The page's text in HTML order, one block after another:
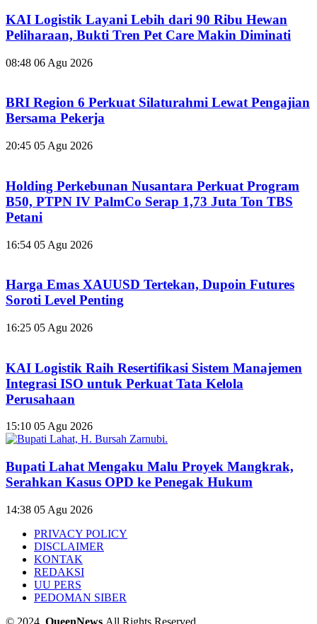
KAI Logistik Layani Lebih dari 90 Ribu Hewan
Peliharaan, Bukti Tren Pet Care Makin Diminati
08:48 06 Agu 2026
BRI Region 6 Perkuat Silaturahmi Lewat Pengajian
Bersama Pekerja
20:45 05 Agu 2026
Holding Perkebunan Nusantara Perkuat Program
B50, PTPN IV PalmCo Serap 1,73 Juta Ton TBS
Petani
16:54 05 Agu 2026
Harga Emas XAUUSD Tertekan, Dupoin Futures
Soroti Level Penting
16:25 05 Agu 2026
KAI Logistik Raih Resertifikasi Sistem Manajemen
Integrasi ISO untuk Perkuat Tata Kelola
Perusahaan
15:10 05 Agu 2026
Bupati Lahat Mengaku Malu Proyek Mangkrak,
Serahkan Kasus OPD ke Penegak Hukum
14:38 05 Agu 2026
PRIVACY POLICY
DISCLAIMER
KONTAK
REDAKSI
UU PERS
PEDOMAN SIBER
© 2024, QueenNews All Rights Reserved